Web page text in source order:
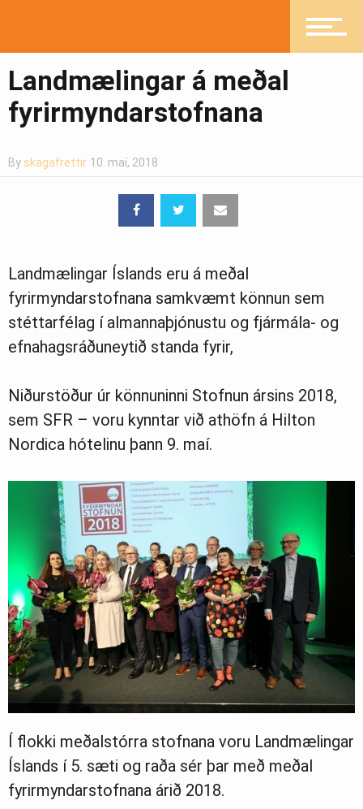
Mannlíf
Greinasafn
Ljósmyndasafn
Landmælingar á meðal
fyrirmyndarstofnana
By skagafrettir 10. maí, 2018
Landmælingar Íslands eru á meðal
fyrirmyndarstofnana samkvæmt könnun sem
stéttarfélag í almannaþjónustu og fjármála- og
efnahagsráðuneytið standa fyrir,
Niðurstöður úr könnuninni Stofnun ársins 2018,
sem SFR – voru kynntar við athöfn á Hilton
Nordica hótelinu þann 9. maí.
Í flokki meðalstórra stofnana voru Landmælingar
Íslands í 5. sæti og raða sér þar með meðal
fyrirmyndarstofnana árið 2018.